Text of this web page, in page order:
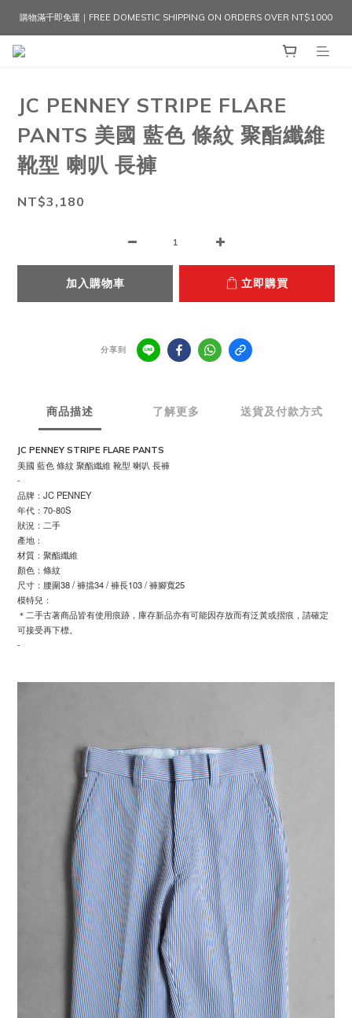
購物滿千即免運｜FREE DOMESTIC SHIPPING ON ORDERS OVER NT$1000
JC PENNEY STRIPE FLARE
PANTS 美國 藍色 條紋 聚酯纖維
靴型 喇叭 長褲
NT$3,180
加入購物車 立即購買
分享到
商品描述 了解更多 送貨及付款方式
JC PENNEY STRIPE FLARE PANTS
美國 藍色 條紋 聚酯纖維 靴型 喇叭 長褲
-
品牌：JC PENNEY
年代：70-80S
狀況：二手
產地：
材質：聚酯纖維
顏色：條紋
尺寸：腰圍38 / 褲擋34 / 褲長103 / 褲腳寬25
模特兒：
＊二手古著商品皆有使用痕跡，庫存新品亦有可能因存放而有泛黃或摺痕，請確定
可接受再下標。
-